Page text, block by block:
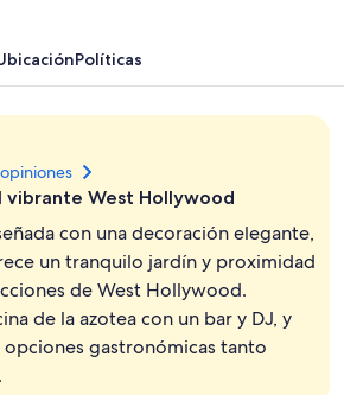
2 restaurantes; se sirven desayunos,
Políticas
vibrante West Hollywood
con una decoración elegante,
un tranquilo jardín y proximidad
de West Hollywood.
de la azotea con un bar y DJ, y
opciones gastronómicas tanto